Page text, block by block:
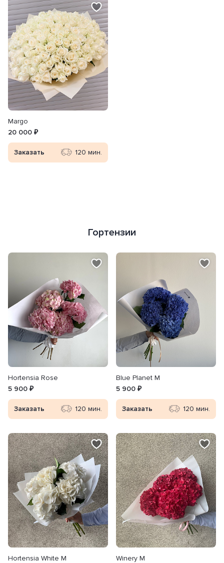
Margo
20 000 ₽
Заказать 120 мин.
Гортензии
Hortensia Rose
5 900 ₽
Заказать 120 мин.
Blue Planet M
5 900 ₽
Заказать 120 мин.
Hortensia White M
Winery M